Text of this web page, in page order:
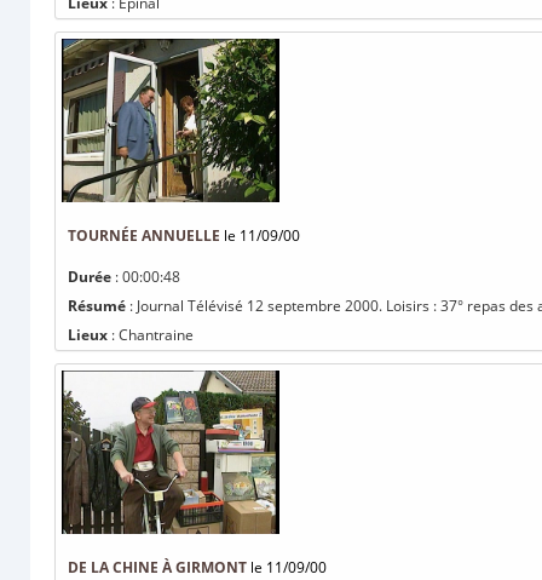
TOURNÉE ANNUELLE le 11/09/00
Durée : 00:00:48
Résumé : Journal Télévisé 12 septembre 2000. Loisirs : 37° repas
Lieux : Chantraine
DE LA CHINE À GIRMONT le 11/09/00